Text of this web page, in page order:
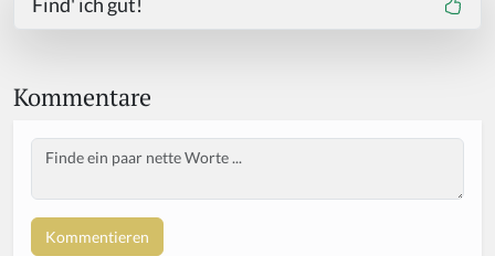
Kommentare
Body